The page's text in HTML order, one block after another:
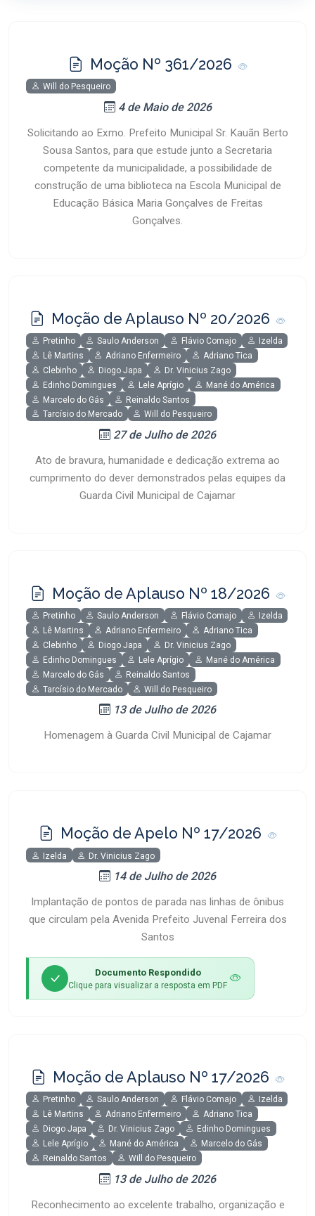
Moção Nº 361/2026
Will do Pesqueiro
4 de Maio de 2026
Solicitando ao Exmo. Prefeito Municipal Sr. Kauãn Berto
Sousa Santos, para que estude junto a Secretaria
competente da municipalidade, a possibilidade de
construção de uma biblioteca na Escola Municipal de
Educação Básica Maria Gonçalves de Freitas
Gonçalves.
Moção de Aplauso Nº 20/2026
Pretinho Saulo Anderson Flávio Comajo
Izelda
Lê Martins
Adriano Enfermeiro
Adriano Tica
Clebinho
Diogo Japa
Dr. Vinicius Zago
Edinho Domingues
Lele Aprígio
Mané do América
Marcelo do Gás
Reinaldo Santos
Tarcísio do Mercado
Will do Pesqueiro
27 de Julho de 2026
Ato de bravura, humanidade e dedicação extrema ao
cumprimento do dever demonstrados pelas equipes da
Guarda Civil Municipal de Cajamar
Moção de Aplauso Nº 18/2026
Pretinho Saulo Anderson Flávio Comajo
Izelda
Lê Martins
Adriano Enfermeiro
Adriano Tica
Clebinho
Diogo Japa
Dr. Vinicius Zago
Edinho Domingues
Lele Aprígio
Mané do América
Marcelo do Gás
Reinaldo Santos
Tarcísio do Mercado
Will do Pesqueiro
13 de Julho de 2026
Homenagem à Guarda Civil Municipal de Cajamar
Moção de Apelo Nº 17/2026
Izelda Dr. Vinicius Zago
14 de Julho de 2026
Implantação de pontos de parada nas linhas de ônibus
que circulam pela Avenida Prefeito Juvenal Ferreira dos
Santos
Documento Respondido
Clique para visualizar a resposta em PDF
Moção de Aplauso Nº 17/2026
Pretinho Saulo Anderson Flávio Comajo
Izelda
Lê Martins
Adriano Enfermeiro
Adriano Tica
Diogo Japa
Dr. Vinicius Zago
Edinho Domingues
Lele Aprígio
Mané do América
Marcelo do Gás
Reinaldo Santos
Will do Pesqueiro
13 de Julho de 2026
Reconhecimento ao excelente trabalho, organização e